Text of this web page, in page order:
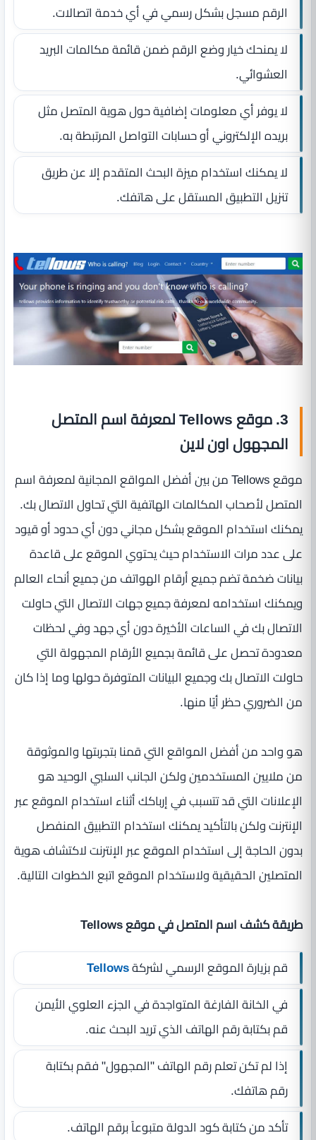
الرقم مسجل بشكل رسمي في أي خدمة اتصالات.
لا يمنحك خيار وضع الرقم ضمن قائمة مكالمات البريد
العشوائي.
لا يوفر أي معلومات إضافية حول هوية المتصل مثل
بريده الإلكتروني أو حسابات التواصل المرتبطة به.
لا يمكنك استخدام ميزة البحث المتقدم إلا عن طريق
تنزيل التطبيق المستقل على هاتفك.
3. موقع Tellows لمعرفة اسم المتصل
المجهول اون لاين
موقع Tellows من بين أفضل المواقع المجانية لمعرفة اسم
المتصل لأصحاب المكالمات الهاتفية التي تحاول الاتصال بك.
يمكنك استخدام الموقع بشكل مجاني دون أي حدود أو قيود
على عدد مرات الاستخدام حيث يحتوي الموقع على قاعدة
بيانات ضخمة تضم جميع أرقام الهواتف من جميع أنحاء العالم
ويمكنك استخدامه لمعرفة جميع جهات الاتصال التي حاولت
الاتصال بك في الساعات الأخيرة دون أي جهد وفي لحظات
معدودة تحصل على قائمة بجميع الأرقام المجهولة التي
حاولت الاتصال بك وجميع البيانات المتوفرة حولها وما إذا كان
من الضروري حظر أيًا منها.
هو واحد من أفضل المواقع التي قمنا بتجربتها والموثوقة
من ملايين المستخدمين ولكن الجانب السلبي الوحيد هو
الإعلانات التي قد تتسبب في إرباكك أثناء استخدام الموقع عبر
الإنترنت ولكن بالتأكيد يمكنك استخدام التطبيق المنفصل
بدون الحاجة إلى استخدام الموقع عبر الإنترنت لاكتشاف هوية
المتصلين الحقيقية ولاستخدام الموقع اتبع الخطوات التالية.
طريقة كشف اسم المتصل في موقع Tellows
قم بزيارة الموقع الرسمي لشركةTellows
في الخانة الفارغة المتواجدة في الجزء العلوي الأيمن
قم بكتابة رقم الهاتف الذي تريد البحث عنه.
إذا لم تكن تعلم رقم الهاتف "المجهول" فقم بكتابة
رقم هاتفك.
تأكد من كتابة كود الدولة متبوعاً برقم الهاتف.